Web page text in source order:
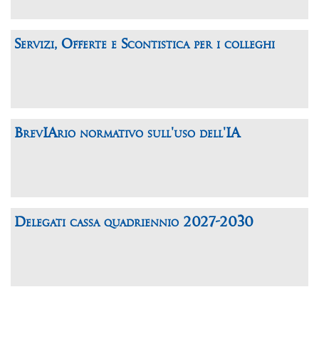
Servizi, Offerte e Scontistica per i colleghi
BrevIArio normativo sull'uso dell'IA
Delegati cassa quadriennio 2027-2030